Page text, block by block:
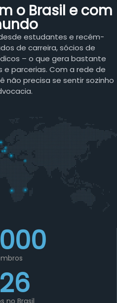
o Brasil e com
estudantes e recém-
de carreira, sócios de
– o que gera bastante
parcerias. Com a rede de
não precisa se sentir sozinho
no Brasil